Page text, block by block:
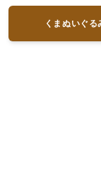
くまぬいぐ